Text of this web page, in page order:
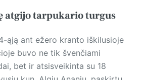
atgijo tarpukario turgus
ąją ant ežero kranto iškilusioje
buvo ne tik švenčiami
bet ir atsisveikinta su 18